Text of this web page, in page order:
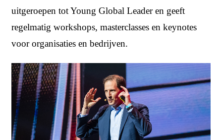
uitgeroepen tot Young Global Leader en geeft
regelmatig workshops, masterclasses en keynotes
voor organisaties en bedrijven.